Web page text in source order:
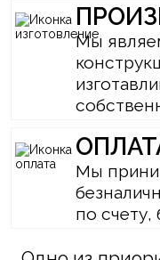
Мы
Мы
по